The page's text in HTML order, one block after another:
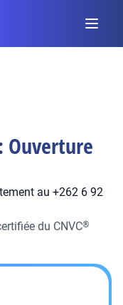
Ouverture
au +262 6 92
du CNVC®